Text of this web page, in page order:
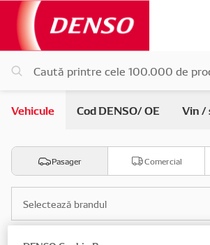
Vehicule Cod DENSO/ OE Vin /
Pasager Comercial
Selectează brandul